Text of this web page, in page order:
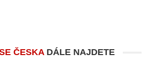
ČESKADÁLE NAJDETE